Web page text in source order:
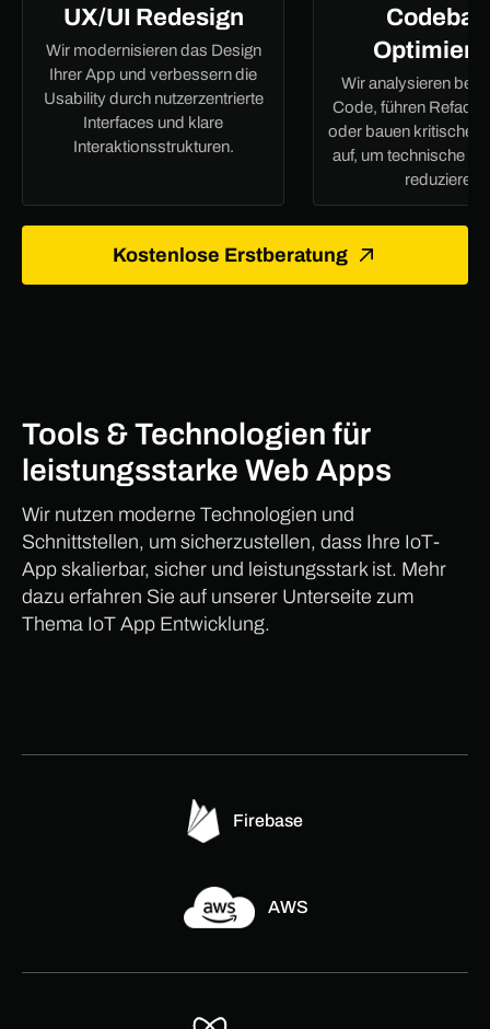
UX/UI Redesign
Wir modernisieren das Design
Ihrer App und verbessern die
Usability durch nutzerzentrierte
Interfaces und klare
Interaktionsstrukturen.
Wir analysieren
Code, führen
oder bauen kritische
auf, um technische
reduzieren.
Kostenlose Erstberatung
Tools & Technologien für
leistungsstarke Web Apps
Wir nutzen moderne Technologien und
Schnittstellen, um sicherzustellen, dass Ihre IoT-
App skalierbar, sicher und leistungsstark ist. Mehr
dazu erfahren Sie auf unserer Unterseite zum
Thema IoT App Entwicklung.
Firebase
AWS